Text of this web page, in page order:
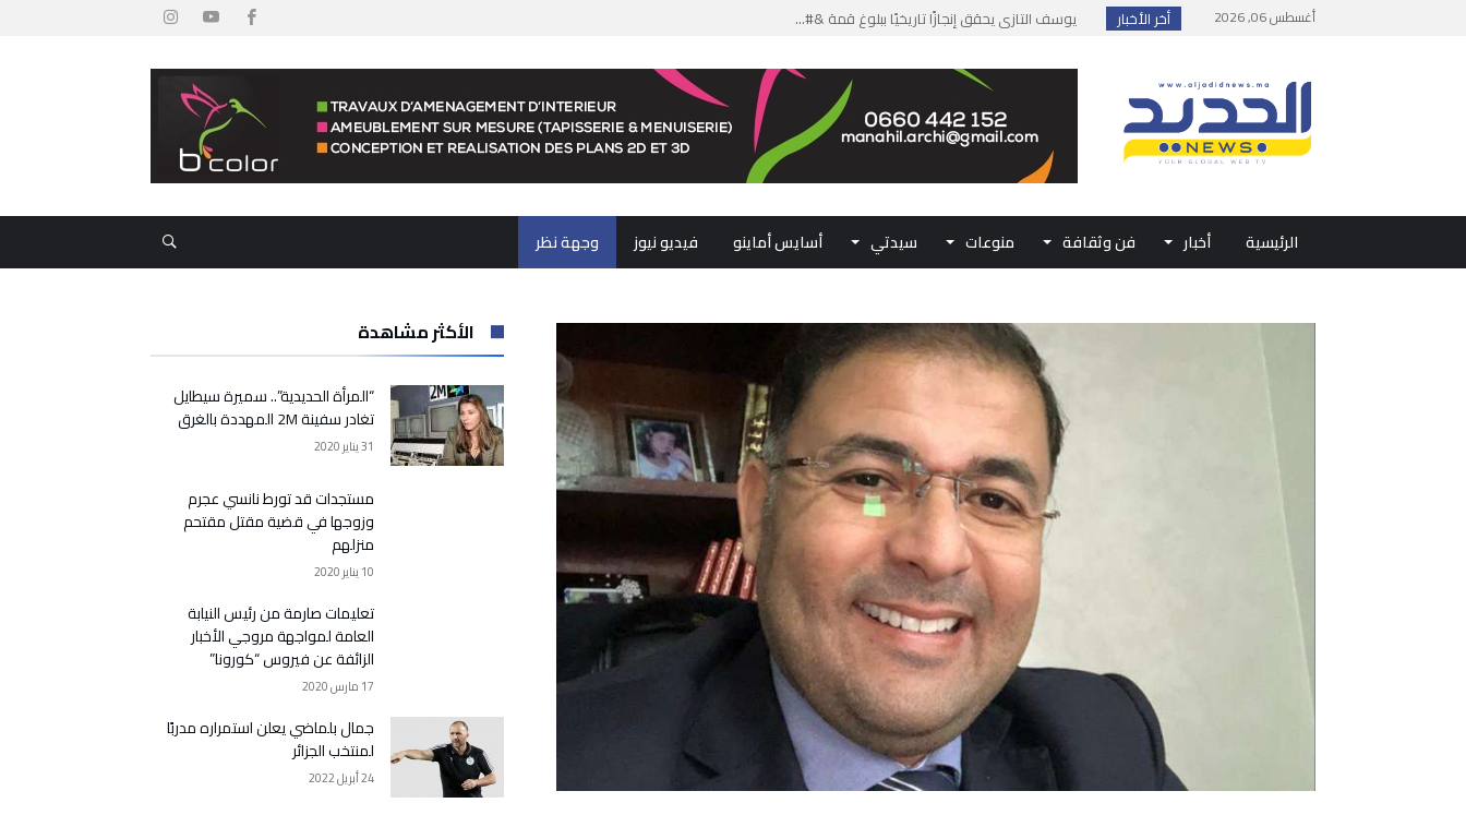
أغسطس 06, 2026 أخر الأخبار
إطلاق حصة إضافية من الدعم الاستثنائي لمهنيي ال...
بلاغ من الديوان الملكي...
حفل الولاء بتطوان.. ممثلو جهات المملكة يجددون ...
الرئيسية أخبار فن وثقافة منوعات سيدتي أسايس أماينو فيديو نيوز وجهة نظر
الأكثر مشاهدة
“المرأة الحديدية”.. سميرة سيطايل
تغادر سفينة 2M المهددة بالغرق
31 يناير 2020
مستجدات قد تورط نانسي عجرم
وزوجها في قضية مقتل مقتحم
منزلهم
10 يناير 2020
تعليمات صارمة من رئيس النيابة
العامة لمواجهة مروجي الأخبار
الزائفة عن فيروس “كورونا”
17 مارس 2020
جمال بلماضي يعلن استمراره مدربًا
لمنتخب الجزائر
24 أبريل 2022